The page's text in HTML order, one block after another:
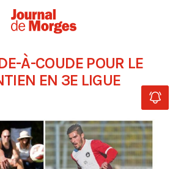
À-COUDE POUR LE
EN 3E LIGUE